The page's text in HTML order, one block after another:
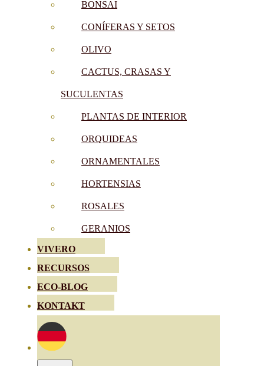
BONSAI
CONÍFERAS Y SETOS
OLIVO
CACTUS, CRASAS Y
SUCULENTAS
PLANTAS DE INTERIOR
ORQUIDEAS
ORNAMENTALES
HORTENSIAS
ROSALES
GERANIOS
VIVERO
RECURSOS
ECO-BLOG
KONTAKT